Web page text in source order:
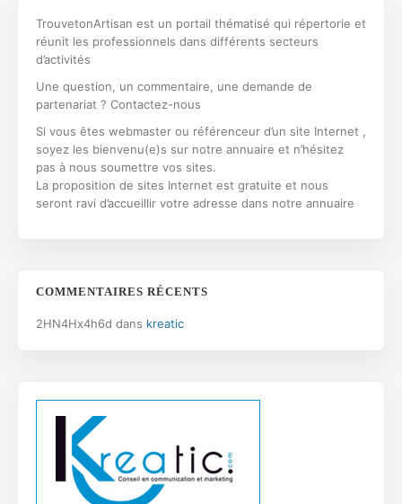
TrouvetonArtisan est un portail thématisé qui répertorie et
réunit les professionnels dans différents secteurs
d’activités
Une question, un commentaire, une demande de
partenariat ? Contactez-nous
Si vous êtes webmaster ou référenceur d’un site Internet ,
soyez les bienvenu(e)s sur notre annuaire et n’hésitez
pas à nous soumettre vos sites.
La proposition de sites Internet est gratuite et nous
seront ravi d’accueillir votre adresse dans notre annuaire
COMMENTAIRES RÉCENTS
2HN4Hx4h6d dans kreatic